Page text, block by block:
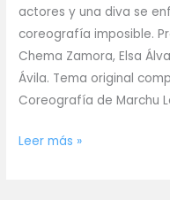
actores y una diva se
coreografía imposible.
Chema Zamora, Elsa
Ávila. Tema original
Coreografía de Marchu
Corto
Leer más »